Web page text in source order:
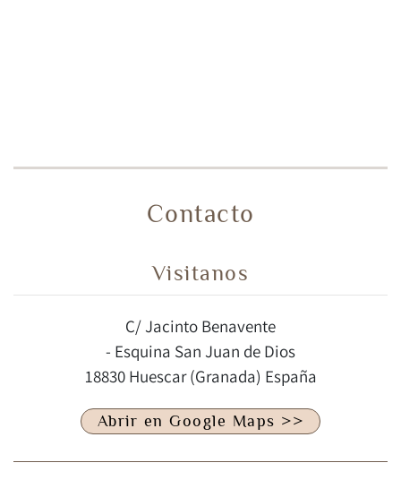
Contacto
Visitanos
C/ Jacinto Benavente
- Esquina San Juan de Dios
18830 Huescar (Granada) España
Abrir en Google Maps >>